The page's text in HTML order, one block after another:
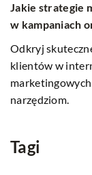
Jakie strategie
w kampaniach
Odkryj
klientów w
narzędziom.
Tagi